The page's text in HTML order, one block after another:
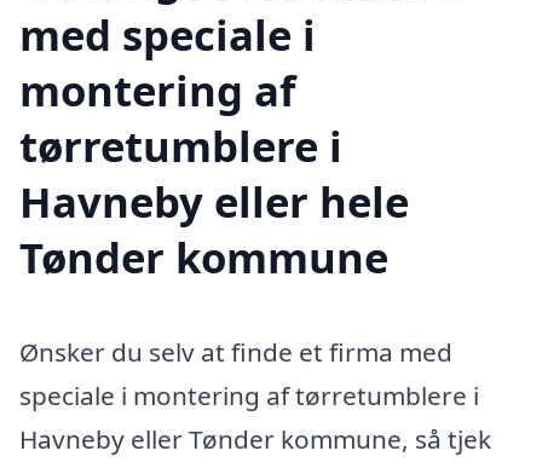
med speciale i
montering af
tørretumblere i
Havneby eller hele
Tønder kommune
Ønsker du selv at finde et firma med
speciale i montering af tørretumblere i
Havneby eller Tønder kommune, så tjek